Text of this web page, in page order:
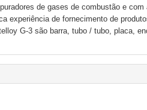
de gases de combustão e
experiência de fornecimento de
G-3 são barra, tubo / tubo, placa,